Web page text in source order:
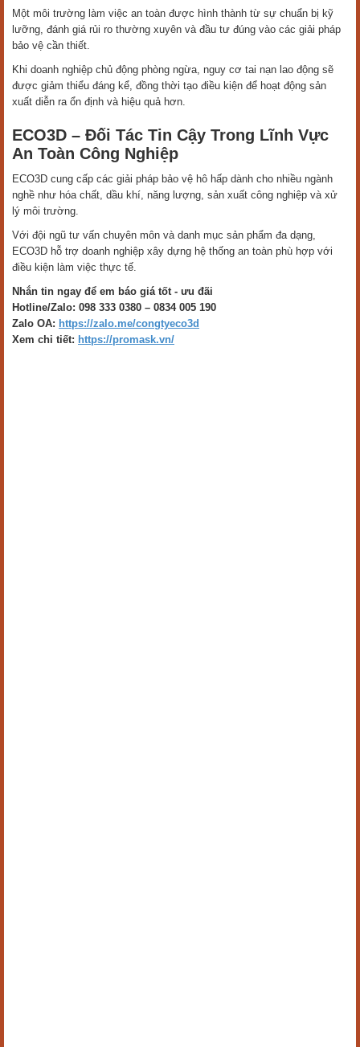
Một môi trường làm việc an toàn được hình thành từ sự chuẩn bị kỹ
lưỡng, đánh giá rủi ro thường xuyên và đầu tư đúng vào các giải pháp
bảo vệ cần thiết.
Khi doanh nghiệp chủ động phòng ngừa, nguy cơ tai nạn lao động sẽ
được giảm thiểu đáng kể, đồng thời tạo điều kiện để hoạt động sản
xuất diễn ra ổn định và hiệu quả hơn.
ECO3D – Đối Tác Tin Cậy Trong Lĩnh Vực
An Toàn Công Nghiệp
ECO3D cung cấp các giải pháp bảo vệ hô hấp dành cho nhiều ngành
nghề như hóa chất, dầu khí, năng lượng, sản xuất công nghiệp và xử
lý môi trường.
Với đội ngũ tư vấn chuyên môn và danh mục sản phẩm đa dạng,
ECO3D hỗ trợ doanh nghiệp xây dựng hệ thống an toàn phù hợp với
điều kiện làm việc thực tế.
Nhắn tin ngay để em báo giá tốt - ưu đãi
Hotline/Zalo: 098 333 0380 – 0834 005 190
Zalo OA: https://zalo.me/congtyeco3d
Xem chi tiết: https://promask.vn/